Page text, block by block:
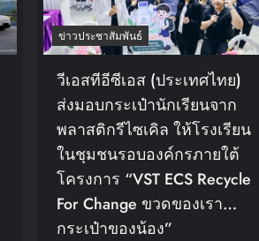
ข่าวประชาสัมพันธ์
วีเอสทีอีซีเอส (ประเทศไทย)
ส่งมอบกระเป๋านักเรียนจาก
พลาสติกรีไซเคิล ให้โรงเรียน
ในชุมชนรอบองค์กรภายใต้
โครงการ “VST ECS Recycle
For Change ขวดของเรา…
กระเป๋าของน้อง”